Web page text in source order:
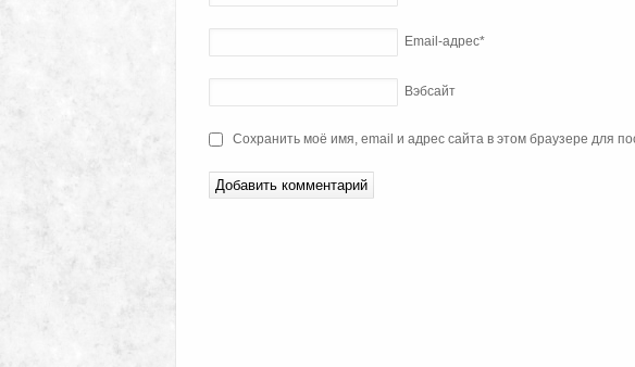
Email-адрес*
Вэбсайт
Сохранить моё имя, email и адрес сайта в этом браузере для